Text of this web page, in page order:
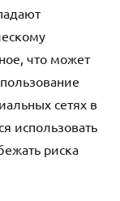
что может
сетях в
использовать
риска